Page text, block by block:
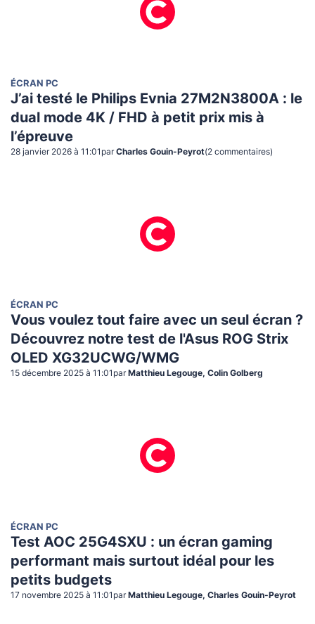
ÉCRAN PC
J’ai testé le Philips Evnia 27M2N3800A : le
dual mode 4K / FHD à petit prix mis à
l’épreuve
28 janvier 2026 à 11:01 par Charles Gouin-Peyrot(2 commentaires)
ÉCRAN PC
Vous voulez tout faire avec un seul écran ?
Découvrez notre test de l'Asus ROG Strix
OLED XG32UCWG/WMG
15 décembre 2025 à 11:01 par Matthieu Legouge, Colin Golberg
ÉCRAN PC
Test AOC 25G4SXU : un écran gaming
performant mais surtout idéal pour les
petits budgets
17 novembre 2025 à 11:01 par Matthieu Legouge, Charles Gouin-Peyrot